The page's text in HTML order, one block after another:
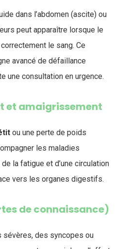
dans l’abdomen (ascite) ou
peut apparaître lorsque le
le sang. Ce
avancé de défaillance
une consultation en urgence.
et amaigrissement
ou une perte de poids
les maladies
la fatigue et d’une circulation
vers les organes digestifs.
de connaissance)
sévères, des syncopes ou